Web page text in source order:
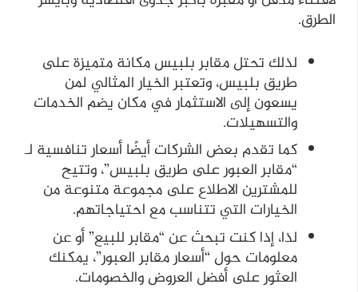
الطرق.
لذلك تحتل مقابر بلبيس مكانة متميزة على
طريق بلبيس، وتعتبر الخيار المثالي لمن
يسعون إلى الاستثمار في مكان يضم الخدمات
والتسهيلات.
كما تقدم بعض الشركات أيضًا أسعار تنافسية لـ
“مقابر العبور على طريق بلبيس”، وتتيح
للمشترين الاطلاع على مجموعة متنوعة من
الخيارات التي تتناسب مع احتياجاتهم.
لذا، إذا كنت تبحث عن “مقابر للبيع” أو عن
معلومات حول “أسعار مقابر العبور”، يمكنك
العثور على أفضل العروض والخصومات.